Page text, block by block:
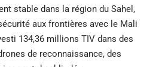
stable dans la région du Sahel,
aux frontières avec le Mali
134,36 millions TIV dans des
de reconnaissance, des